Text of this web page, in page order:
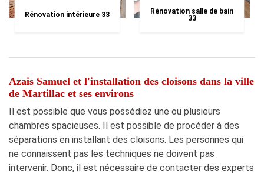
Rénovation intérieure 33
Rénovation salle de bain
33
Azais Samuel et l'installation des cloisons dans la ville
de Martillac et ses environs
Il est possible que vous possédiez une ou plusieurs
chambres spacieuses. Il est possible de procéder à des
séparations en installant des cloisons. Les personnes qui
ne connaissent pas les techniques ne doivent pas
intervenir. Donc, il est nécessaire de contacter des experts